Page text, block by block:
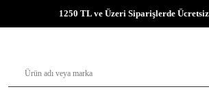
1250 TL ve Üzeri Siparişlerde